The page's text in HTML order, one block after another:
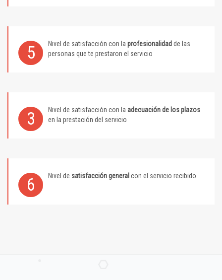
5 Nivel de satisfacción con la profesionalidad de las
personas que te prestaron el servicio
3 Nivel de satisfacción con la adecuación de los plazos
en la prestación del servicio
6 Nivel de satisfacción general con el servicio recibido